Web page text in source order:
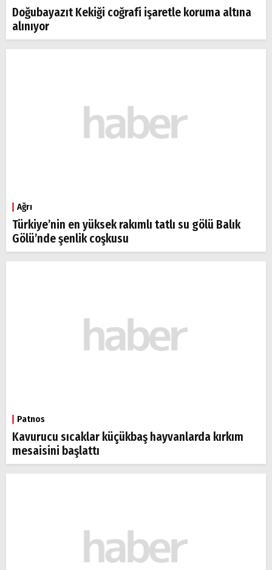
Doğubayazıt Kekiği coğrafi işaretle koruma altına
alınıyor
Ağrı
Türkiye’nin en yüksek rakımlı tatlı su gölü Balık
Gölü’nde şenlik coşkusu
Patnos
Kavurucu sıcaklar küçükbaş hayvanlarda kırkım
mesaisini başlattı